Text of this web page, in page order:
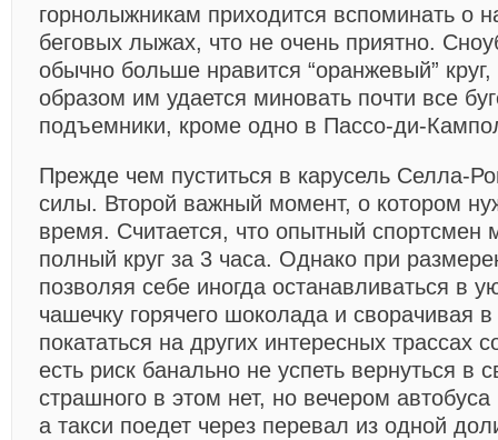
горнолыжникам приходится вспоминать о
беговых лыжах, что не очень приятно.
обычно больше нравится “оранжевый” круг,
образом им удается миновать почти все
подъемники, кроме одно в Пассо-ди-
Прежде чем пуститься в карусель Селла-
силы. Второй важный момент, о котором
время. Считается, что опытный спортсмен
полный круг за 3 часа. Однако при
позволяя себе иногда останавливаться в
чашечку горячего шоколада и сворачивая
покататься на других интересных трассах
есть риск банально не успеть вернуться в
страшного в этом нет, но вечером
а такси поедет через перевал из одной